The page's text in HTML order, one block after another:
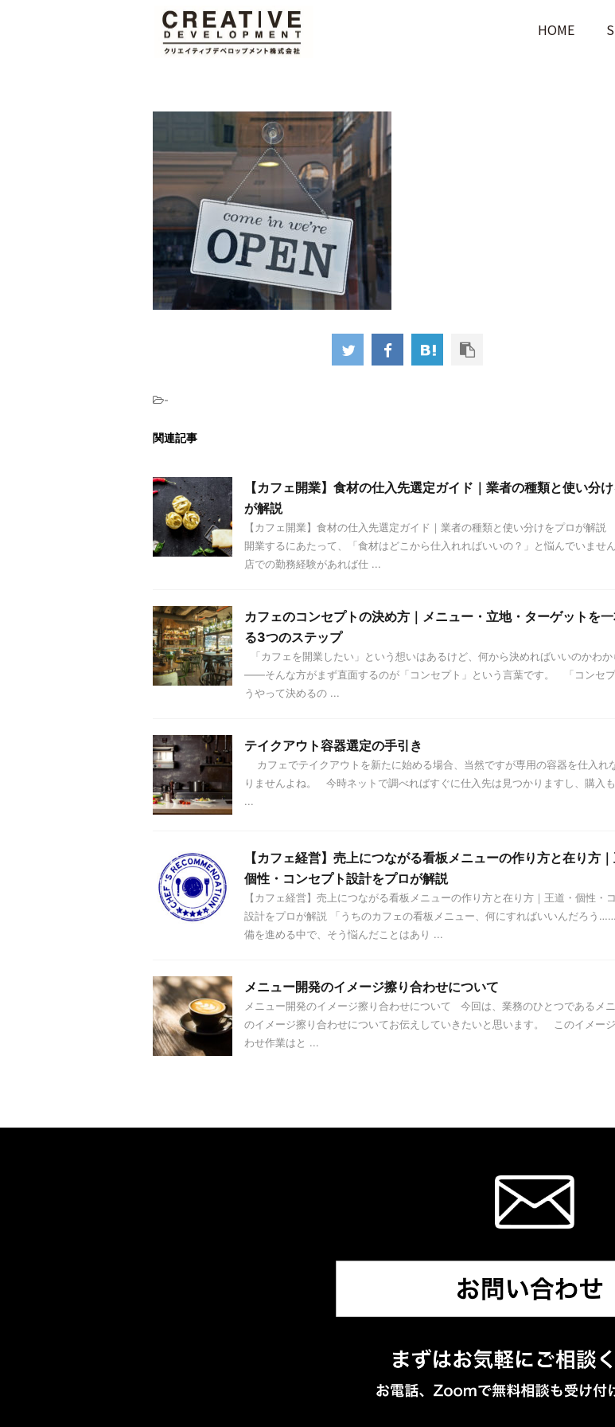
HOME
-
関連記事
【カフェ開業】食材の仕入先選定ガイド｜業者の種類と使い分
が解説
【カフェ開業】食材の仕入先選定ガイド｜業者の種類と使い分けをプロが解
開業するにあたって、「食材はどこから仕入れればいいの？」と悩んでいませ
店での勤務経験があれば仕 ...
カフェのコンセプトの決め方｜メニュー・立地・ターゲットを
る3つのステップ
「カフェを開業したい」という想いはあるけど、何から決めればいいのかわ
——そんな方がまず直面するのが「コンセプト」という言葉です。 「コンセ
うやって決めるの ...
テイクアウト容器選定の手引き
カフェでテイクアウトを新たに始める場合、当然ですが専用の容器を仕入れ
りませんよね。 今時ネットで調べればすぐに仕入先は見つかりますし、購入
...
【カフェ経営】売上につながる看板メニューの作り方と在り方｜
個性・コンセプト設計をプロが解説
【カフェ経営】売上につながる看板メニューの作り方と在り方｜王道・個性・
設計をプロが解説 「うちのカフェの看板メニュー、何にすればいいんだろう
備を進める中で、そう悩んだことはあり ...
メニュー開発のイメージ擦り合わせについて
メニュー開発のイメージ擦り合わせについて 今回は、業務のひとつであるメ
のイメージ擦り合わせについてお伝えしていきたいと思います。 このイメー
わせ作業はと ...